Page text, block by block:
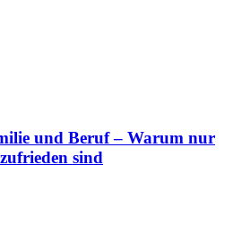
und Beruf – Warum nur
sind